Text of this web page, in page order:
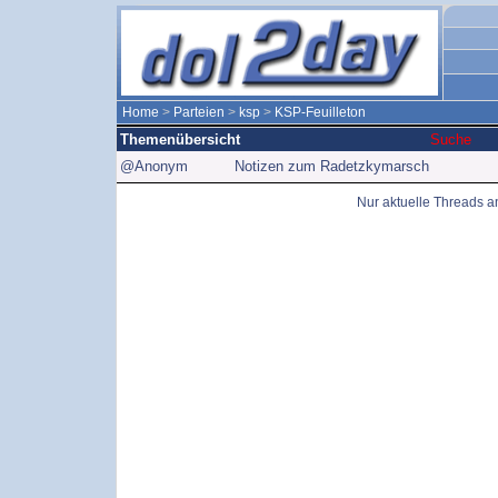
Home > Parteien > ksp > KSP-Feuilleton
Themenübersicht
Suche
@Anonym
Notizen zum Radetzkymarsch
Nur aktuelle Threads